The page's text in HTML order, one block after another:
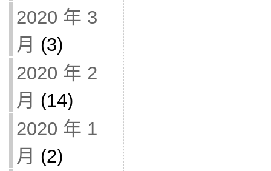
2020 年 3
月 (3)
2020 年 2
月 (14)
2020 年 1
月 (2)